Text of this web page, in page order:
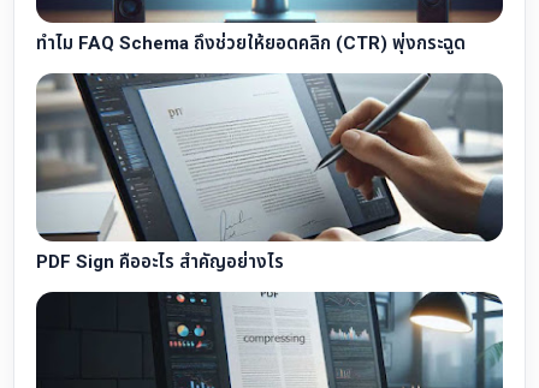
ทำไม FAQ Schema ถึงช่วยให้ยอดคลิก (CTR) พุ่งกระฉูด
PDF Sign คืออะไร สำคัญอย่างไร